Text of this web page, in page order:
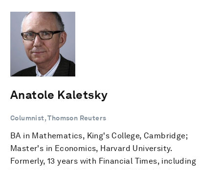
Anatole Kaletsky
Columnist, Thomson Reuters
BA in Mathematics, King's College, Cambridge;
Master's in Economics, Harvard University.
Formerly, 13 years with Financial Times, including